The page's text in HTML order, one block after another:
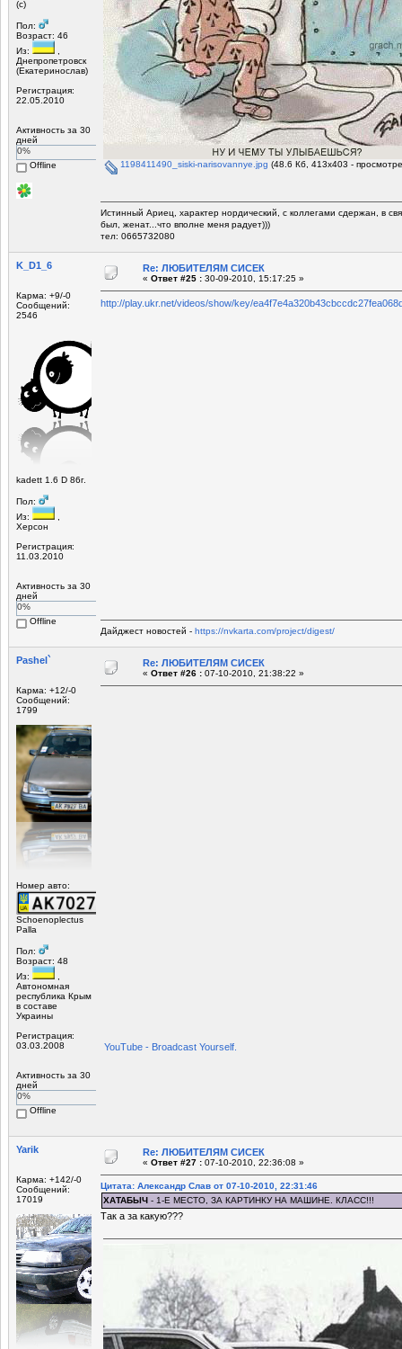
(с)
Пол:
Возраст: 46
Из:
Днепропетровск
(Екатеринослав)
Регистрация:
22.05.2010
Активность за 30
дней
0%
Offline
1198411490_siski-narisovannye.jpg (48.6 Кб, 413x403 -
Истинный Ариец, характер нордический, с коллегами сдержан, в
был, женат...что вполне меня радует)))
тел: 0665732080
K_D1_6
Карма: +9/-0
Сообщений:
2546
kadett 1.6 D 86г.
Пол:
Из:
Херсон
Регистрация:
11.03.2010
Активность за 30
дней
0%
Offline
Re: ЛЮБИТЕЛЯМ СИСЕК
« Ответ #25 : 30-09-2010, 15:17:25 »
http://play.ukr.net/videos/show/key/
Дайджест новостей - https://nvkarta.com/project/digest/
Pashel`
Карма: +12/-0
Сообщений:
1799
Номер авто:
Schoenoplectus
Palla
Пол:
Возраст: 48
Из:
,
Автономная
республика Крым
в составе
Украины
Регистрация:
03.03.2008
Активность за 30
дней
0%
Offline
Re: ЛЮБИТЕЛЯМ СИСЕК
« Ответ #26 : 07-10-2010, 21:38:22 »
YouTube - Broadcast Yourself.
Yarik
Карма: +142/-0
Сообщений:
17019
Re: ЛЮБИТЕЛЯМ СИСЕК
« Ответ #27 : 07-10-2010, 22:36:08 »
Цитата: Александр Слав от 07-10-2010, 22:31:46
ХАТАБЫЧ - 1-Е МЕСТО, ЗА КАРТИНКУ НА МАШИНЕ. КЛАСС!!!
Так а за какую???